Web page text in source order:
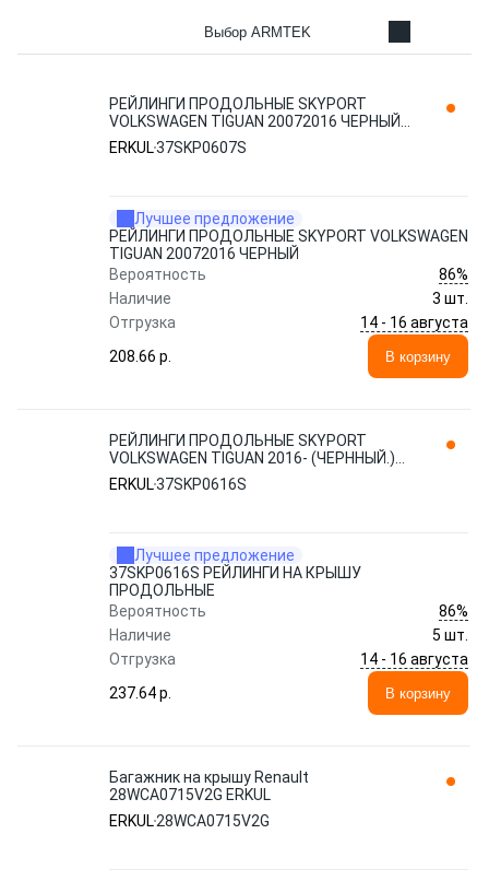
Выбор ARMTEK
РЕЙЛИНГИ ПРОДОЛЬНЫЕ SKYPORT
VOLKSWAGEN TIGUAN 20072016 ЧЕРНЫЙ
37SKP0607S ERKUL
ERKUL37SKP0607S
Лучшее предложение
РЕЙЛИНГИ ПРОДОЛЬНЫЕ SKYPORT VOLKSWAGEN
TIGUAN 20072016 ЧЕРНЫЙ
Вероятность
86%
Наличие
3 шт.
Отгрузка
14 - 16 августа
208.66 p.
В корзину
РЕЙЛИНГИ ПРОДОЛЬНЫЕ SKYPORT
VOLKSWAGEN TIGUAN 2016- (ЧЕРННЫЙ.)
37SKP0616S ERKUL
ERKUL37SKP0616S
Лучшее предложение
37SKP0616S РЕЙЛИНГИ НА КРЫШУ
ПРОДОЛЬНЫЕ
Вероятность
86%
Наличие
5 шт.
Отгрузка
14 - 16 августа
237.64 p.
В корзину
Багажник на крышу Renault
28WCA0715V2G ERKUL
ERKUL28WCA0715V2G